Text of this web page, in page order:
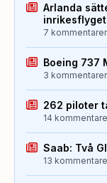
Arlanda
7 kommentarer
Boeing 737
3 kommentarer
262 piloter
14
Saab: Två
13